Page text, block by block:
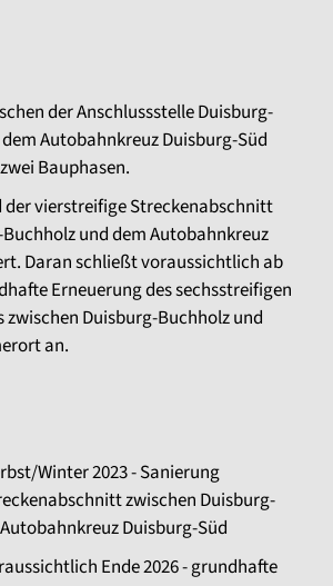
der Anschlussstelle Duisburg-
Autobahnkreuz Duisburg-Süd
Bauphasen.
der vierstreifige Streckenabschnitt
und dem Autobahnkreuz
Daran schließt voraussichtlich ab
Erneuerung des sechsstreifigen
Duisburg-Buchholz und
an.
Winter 2023 - Sanierung
zwischen Duisburg-
Duisburg-Süd
Ende 2026 - grundhafte